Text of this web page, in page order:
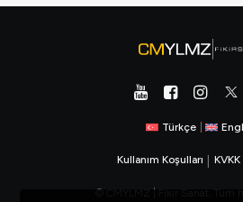
Türkçe
Kullanım Koşulları KVKK
© CMYLMZ | Fikir Sanat. Tüm